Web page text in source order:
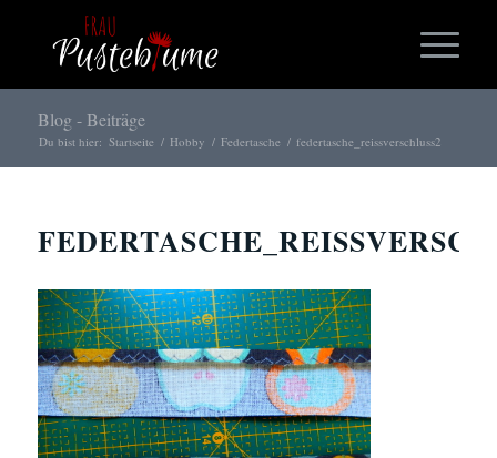
Blog - Beiträge
Du bist hier: Startseite / Hobby / Federtasche / federtasche_reissverschluss2